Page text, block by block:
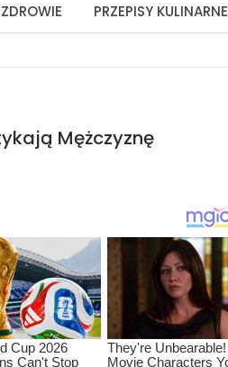
ZDROWIE PRZEPISY KULINARNE
Mężczyznę